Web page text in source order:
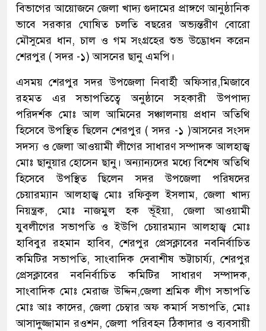
বিভাগের আয়োজনে জেলা খাদ্য গুদামের প্রাঙ্গণে আনুষ্ঠানিক
ভাবে সরকার ঘোষিত চলতি বছরের অভ্যন্তরীণ বোরো
মৌসুমের ধান, চাল ও গম সংগ্রহের শুভ উদ্ভোধন করেন
শেরপুর ( সদর -১) আসনের ছানু এমপি।
এসময় শেরপুর সদর উপজেলা নিবার্হী অফিসার,মিজাবে
রহমত এর সভাপতিত্বে অনুষ্ঠানে সহকারী উপপাদ্য
পরিদর্শক মোঃ আল আমিনের সঞ্চালনায় প্রধান অতিথি
হিসেবে উপস্থিত ছিলেন শেরপুর ( সদর -১ )আসনের সংসদ
সদস্য ও জেলা আওয়ামী লীগের সাধারণ সম্পাদক আলহাজ্ব
মোঃ ছানুয়ার হোসেন ছানু। অন্যান্যদের মধ্যে বিশেষ অতিথি
হিসেবে উপস্থিত ছিলেন সদর উপজেলা পরিষদের
চেয়ারম্যান আলহাজ্ব মোঃ রফিকুল ইসলাম, জেলা খাদ্য
নিয়ন্ত্রক, মোঃ নাজমুল হক ভূঁইয়া, জেলা আওয়ামী
যুবলীগের সভাপতি ও ইউপি চেয়ারম্যান আলহাজ্ব মোঃ
হাবিবুর রহমান হাবিব, শেরপুর প্রেসক্লাবের নবনির্বাচিত
কমিটির সভাপতি, সাংবাদিক দেবাশীষ ভট্টাচার্য্য, শেরপুর
প্রেসক্লাবের নবনির্বাচিত কমিটির সাধারণ সম্পাদক,
সাংবাদিক মোঃ মেরাজ উদ্দিন,জেলা শ্রমিক লীগ সভাপতি
মোঃ আঃ কাদের, জেলা চেম্বার অফ কমার্স সভাপতি, মোঃ
আসাদুজ্জামান রওশন, জেলা পরিবহন ঠিকাদার ও ব্যবসায়ী